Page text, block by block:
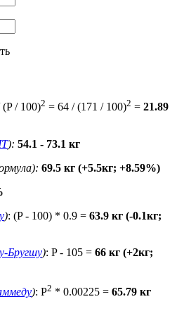
/ 100)2 = 64 / (171 / 100)2 = 21.89
): 54.1 - 73.1 кг
69.5 кг (+5.5кг; +8.59%)
): (P - 100) * 0.9 = 63.9 кг (-0.1кг;
Бругшу): P - 105 = 66 кг (+2кг;
): P2 * 0.00225 = 65.79 кг